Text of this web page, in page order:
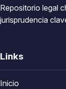
Repositorio legal
jurisprudencia
Links
Inicio